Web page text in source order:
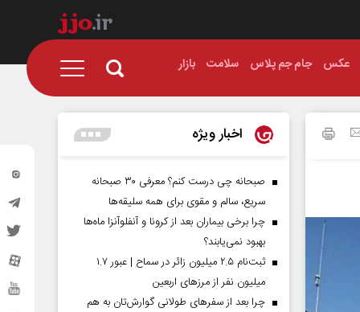
عکس جام جم پلاس سلامت بازار
اخبار ویژه
صبحانه چی درست کنم؟ معرفی ۳۰ صبحانه
سریع، سالم و مقوی برای همه سلیقه‌ها
چرا برخی بیماران بعد از کرونا و آنفلوآنزا ماه‌ها
بهبود نمی‌یابند؟
ثبت‌نام ۲.۵ میلیون زائر در سماح | عبور ۱.۷
میلیون نفر از مرز‌های اربعین
چرا بعد از سفرهای طولانی گوارش‌تان به هم